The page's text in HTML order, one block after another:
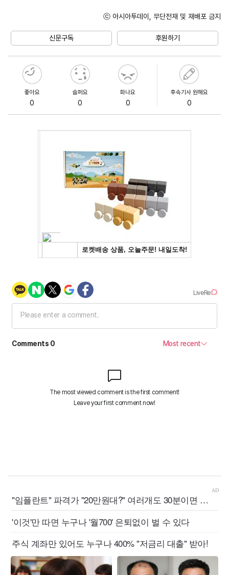
ⓒ 아시아투데이, 무단전재 및 재배포 금지
신문구독 후원하기
좋아요
0
슬퍼요
0
화나요
0
후속기사 원해요
0